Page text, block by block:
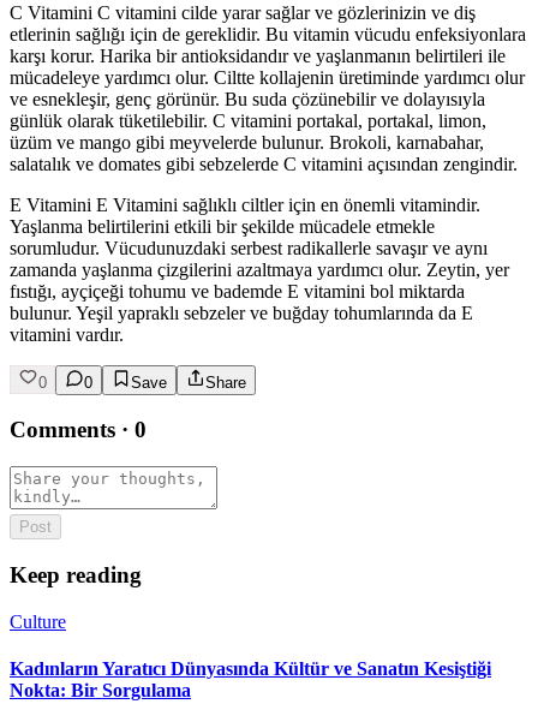
C Vitamini C vitamini cilde yarar sağlar ve gözlerinizin ve diş
etlerinin sağlığı için de gereklidir. Bu vitamin vücudu enfeksiyonlara
karşı korur. Harika bir antioksidandır ve yaşlanmanın belirtileri ile
mücadeleye yardımcı olur. Ciltte kollajenin üretiminde yardımcı olur
ve esnekleşir, genç görünür. Bu suda çözünebilir ve dolayısıyla
günlük olarak tüketilebilir. C vitamini portakal, portakal, limon,
üzüm ve mango gibi meyvelerde bulunur. Brokoli, karnabahar,
salatalık ve domates gibi sebzelerde C vitamini açısından zengindir.
E Vitamini E Vitamini sağlıklı ciltler için en önemli vitamindir.
Yaşlanma belirtilerini etkili bir şekilde mücadele etmekle
sorumludur. Vücudunuzdaki serbest radikallerle savaşır ve aynı
zamanda yaşlanma çizgilerini azaltmaya yardımcı olur. Zeytin, yer
fıstığı, ayçiçeği tohumu ve bademde E vitamini bol miktarda
bulunur. Yeşil yapraklı sebzeler ve buğday tohumlarında da E
vitamini vardır.
0 0 Save Share
Comments · 0
Post
Keep reading
Culture
Kadınların Yaratıcı Dünyasında Kültür ve Sanatın Kesiştiği
Nokta: Bir Sorgulama